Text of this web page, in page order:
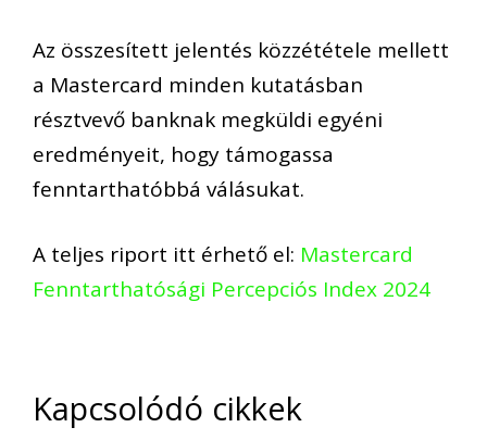
Az összesített jelentés közzététele mellett
a Mastercard minden kutatásban
résztvevő banknak megküldi egyéni
eredményeit, hogy támogassa
fenntarthatóbbá válásukat.
A teljes riport itt érhető el: Mastercard
Fenntarthatósági Percepciós Index 2024
Kapcsolódó cikkek